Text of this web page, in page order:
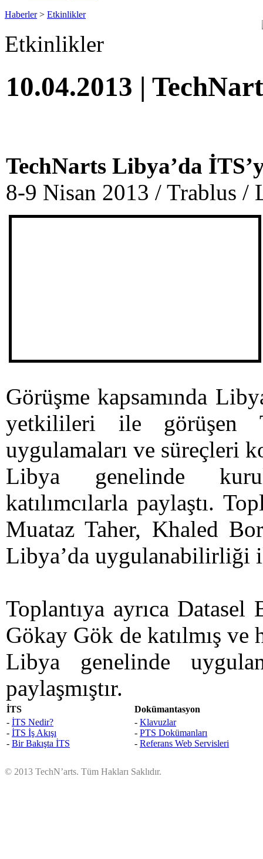
Haberler> Etkinlikler
Etkinlikler
10.04.2013 |
TechNarts Libya’da
8-9 Nisan 2013 / Trablus /
Görüşme kapsamında
yetkilileri ile görüşen
uygulamaları ve süreçleri
Libya genelinde
katılımcılarla paylaştı.
Muataz Taher, Khaled
Libya’da uygulanabilirliği
Toplantıya ayrıca
Gökay Gök de katılmış
Libya genelinde
paylaşmıştır.
İTS
Dokümantasyon
- İTS Nedir?
- İTS İş Akışı
- Bir Bakışta İTS
- Klavuzlar
- PTS Dokümanları
- Referans Web Servisleri
© 2013 TechN’arts. Tüm Hakları Saklıdır.